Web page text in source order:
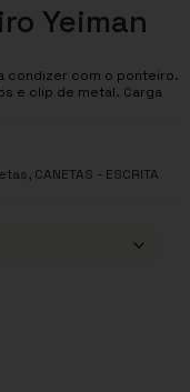
Yeiman
condizer com o ponteiro.
e clip de metal. Carga
, CANETAS - ESCRITA